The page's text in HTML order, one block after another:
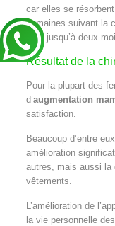
car elles se
semaines suivant la
dure jusqu’à deux
Résultat de la
Pour la plupart des
d’augmentation
satisfaction.
Beaucoup d’entre
amélioration
autres, mais aussi la
vêtements.
L’amélioration de
la vie personnelle